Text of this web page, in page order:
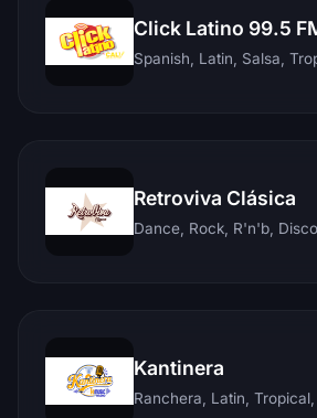
Click Latino 99.5
Spanish, Latin, Salsa,
Retroviva Clásica
Kantinera
Ranchera, Latin,